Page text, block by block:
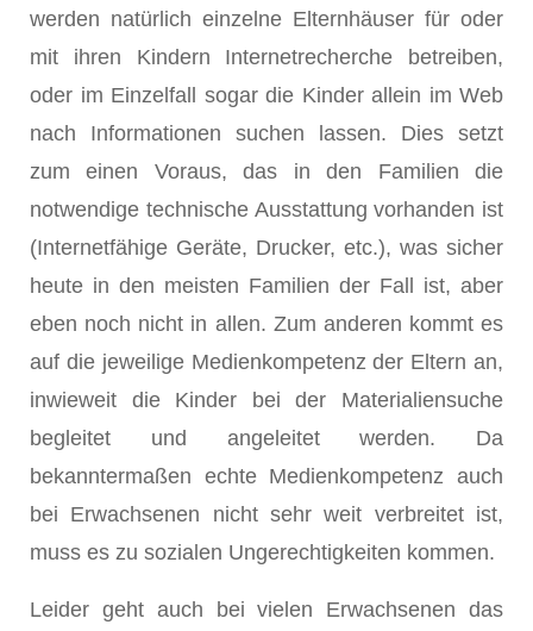
werden natürlich einzelne Elternhäuser für oder
mit ihren Kindern Internetrecherche betreiben,
oder im Einzelfall sogar die Kinder allein im Web
nach Informationen suchen lassen. Dies setzt
zum einen Voraus, das in den Familien die
notwendige technische Ausstattung vorhanden ist
(Internetfähige Geräte, Drucker, etc.), was sicher
heute in den meisten Familien der Fall ist, aber
eben noch nicht in allen. Zum anderen kommt es
auf die jeweilige Medienkompetenz der Eltern an,
inwieweit die Kinder bei der Materialiensuche
begleitet und angeleitet werden. Da
bekanntermaßen echte Medienkompetenz auch
bei Erwachsenen nicht sehr weit verbreitet ist,
muss es zu sozialen Ungerechtigkeiten kommen.
Leider geht auch bei vielen Erwachsenen das